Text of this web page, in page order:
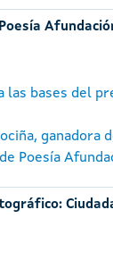
las bases del
ganadora
Poesía